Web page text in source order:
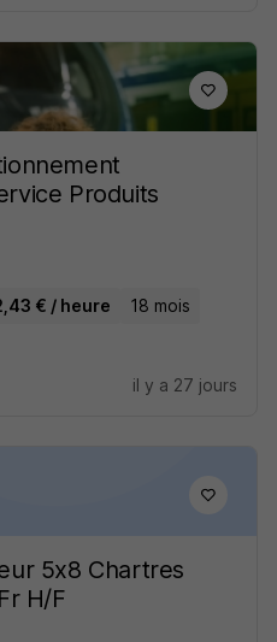
Produits
€ / heure 18 mois
il y a 27 jours
5x8 Chartres
H/F